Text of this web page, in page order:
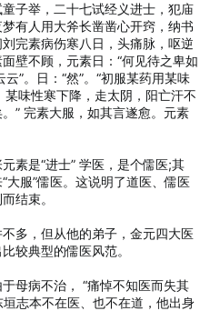
子举，二十七试经义进士，犯庙
有人用大斧长凿凿心开窍，纳书
完素病伤寒八日，头痛脉，呕逆
壁不顾，元素日：“何见待之卑如
”。日：“然”。“初服某药用某味
某味性寒下降，走太阴，阳亡汗不
” 完素大服，如其言遂愈。元素
素是“进士” 学医，是个儒医;其
大服”儒医。这说明了道医、儒医
结束。
多，但从他的弟子，金元四大医
较典型的儒医风范。
母病不治， “痛悼不知医而失其
垣志本不在医、也不在道，他出身